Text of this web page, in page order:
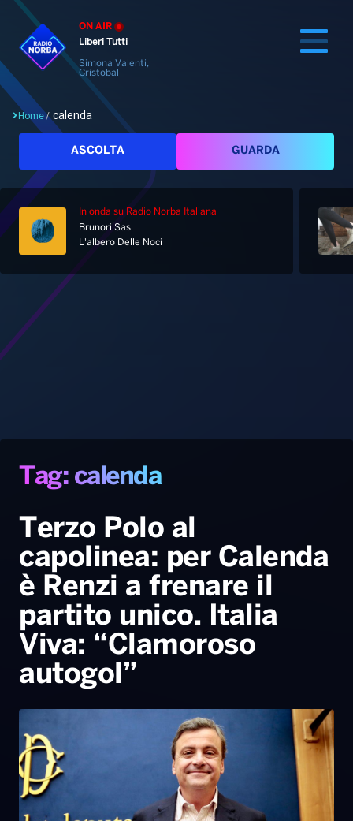
ON AIR
Liberi Tutti
Simona Valenti,
Cristobal
Home
Notizie
Radio Norba Consiglia
Pod&Play
Oroscopo
Battiti Live 2026
Home/ calenda
ASCOLTA GUARDA
In onda su Radio Norba Italiana
Brunori Sas
L'albero Delle Noci
è Renzi a frenare il
partito unico. Italia
Viva: “Clamoroso
autogol”
13 Aprile, 2023